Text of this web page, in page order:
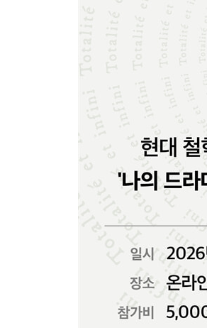
8강. 2부 C “나와 의존” 및 D
노동: 내일 일을 염려해야
정주하는 삶의 여성성
다시, 레비나스의 신체론으
머리 둘 곳 있는, 일하는 주체
소유한 것으로부터 자유로
근본적 분리: 환대의 주체
3부 절정 I: 역사의 심판
9강. 2부 E “현상들의 세계
분리된 주체에게 현현할 타
감각을 되살리기
시각을 사로잡는 외관의
감각을 찢어 버리는 얼굴
10강. 3부 B “얼굴과 윤리”